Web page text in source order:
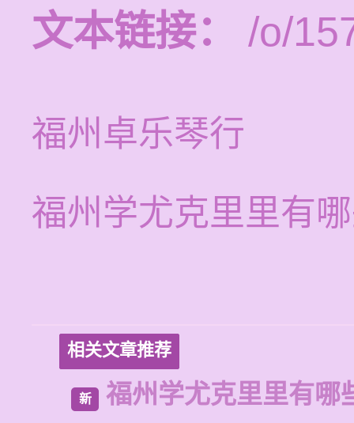
文本链接：
/o/
福州卓乐琴行
福州学尤克里里有
相关文章推荐
新 福州学尤克里里有哪